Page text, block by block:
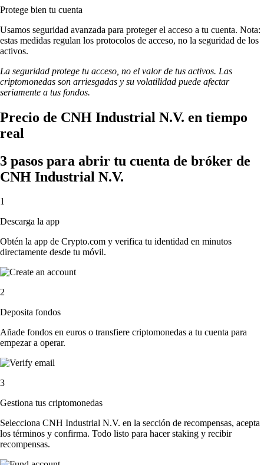
Protege bien tu cuenta
Usamos seguridad avanzada para proteger el acceso a tu cuenta. Nota:
estas medidas regulan los protocolos de acceso, no la seguridad de los
activos.
La seguridad protege tu acceso, no el valor de tus activos. Las
criptomonedas son arriesgadas y su volatilidad puede afectar
seriamente a tus fondos.
Precio de CNH Industrial N.V. en tiempo
real
3 pasos para abrir tu cuenta de bróker de
CNH Industrial N.V.
1
Descarga la app
Obtén la app de Crypto.com y verifica tu identidad en minutos
directamente desde tu móvil.
2
Deposita fondos
Añade fondos en euros o transfiere criptomonedas a tu cuenta para
empezar a operar.
3
Gestiona tus criptomonedas
Selecciona CNH Industrial N.V. en la sección de recompensas, acepta
los términos y confirma. Todo listo para hacer staking y recibir
recompensas.